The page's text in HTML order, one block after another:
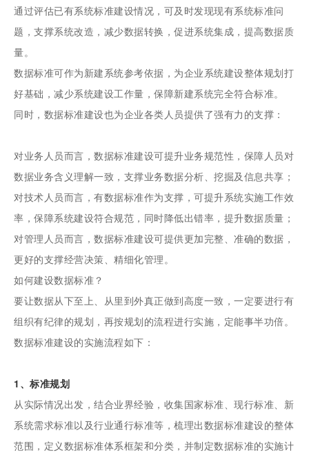
通过评估已有系统标准建设情况，可及时发现现有系统标准问
题，支撑系统改造，减少数据转换，促进系统集成，提高数据质
量。
数据标准可作为新建系统参考依据，为企业系统建设整体规划打
好基础，减少系统建设工作量，保障新建系统完全符合标准。
同时，数据标准建设也为企业各类人员提供了强有力的支撑：
对业务人员而言，数据标准建设可提升业务规范性，保障人员对
数据业务含义理解一致，支撑业务数据分析、挖掘及信息共享；
对技术人员而言，有数据标准作为支撑，可提升系统实施工作效
率，保障系统建设符合规范，同时降低出错率，提升数据质量；
对管理人员而言，数据标准建设可提供更加完整、准确的数据，
更好的支撑经营决策、精细化管理。
如何建设数据标准？
要让数据从下至上、从里到外真正做到高度一致，一定要进行有
组织有纪律的规划，再按规划的流程进行实施，定能事半功倍。
数据标准建设的实施流程如下：
1、标准规划
从实际情况出发，结合业界经验，收集国家标准、现行标准、新
系统需求标准以及行业通行标准等，梳理出数据标准建设的整体
范围，定义数据标准体系框架和分类，并制定数据标准的实施计